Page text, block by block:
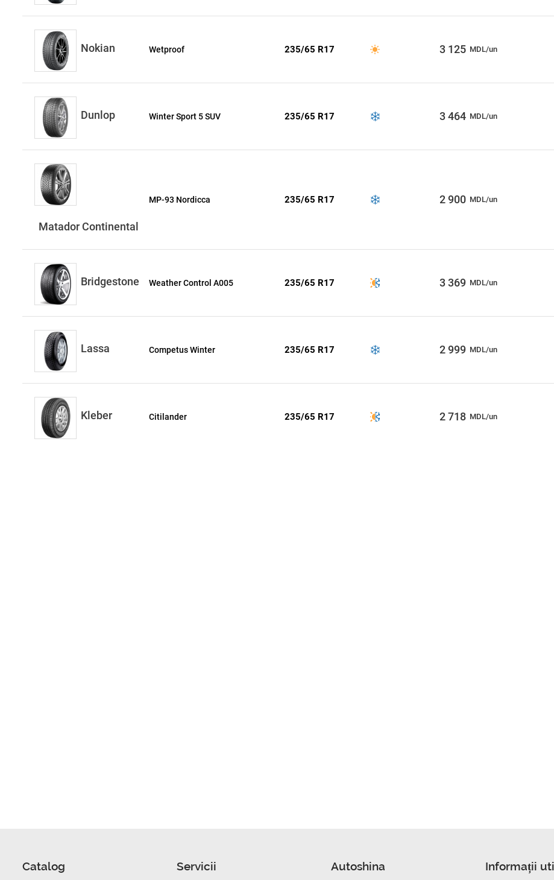
Nokian Wetproof 235/65 R17 3 125 MDL/un
Dunlop Winter Sport 5 SUV 235/65 R17 3 464 MDL/un
Matador Continental
MP-93 Nordicca 235/65 R17 2 900 MDL/un
Bridgestone Weather Control A005 235/65 R17 3 369 MDL/un
Lassa Competus Winter 235/65 R17 2 999 MDL/un
Kleber Citilander 235/65 R17 2 718 MDL/un
Catalog Servicii Autoshina Informații